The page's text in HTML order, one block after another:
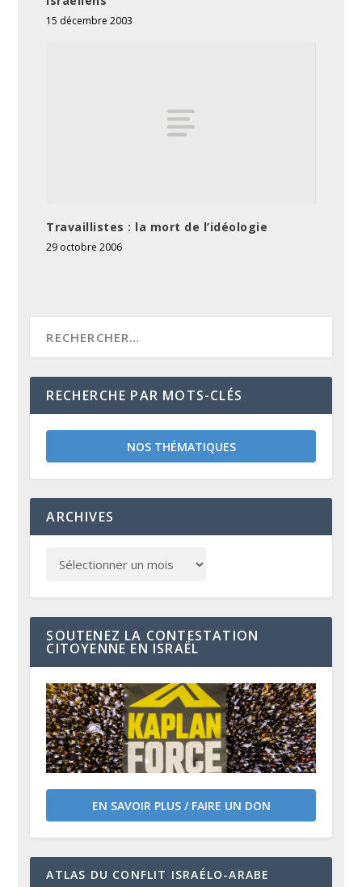
15 décembre 2003
Travaillistes : la mort de l’idéologie
29 octobre 2006
RECHERCHE PAR MOTS-CLÉS
NOS THÉMATIQUES
ARCHIVES
SOUTENEZ LA CONTESTATION
CITOYENNE EN ISRAËL
EN SAVOIR PLUS / FAIRE UN DON
ATLAS DU CONFLIT ISRAÉLO-ARABE